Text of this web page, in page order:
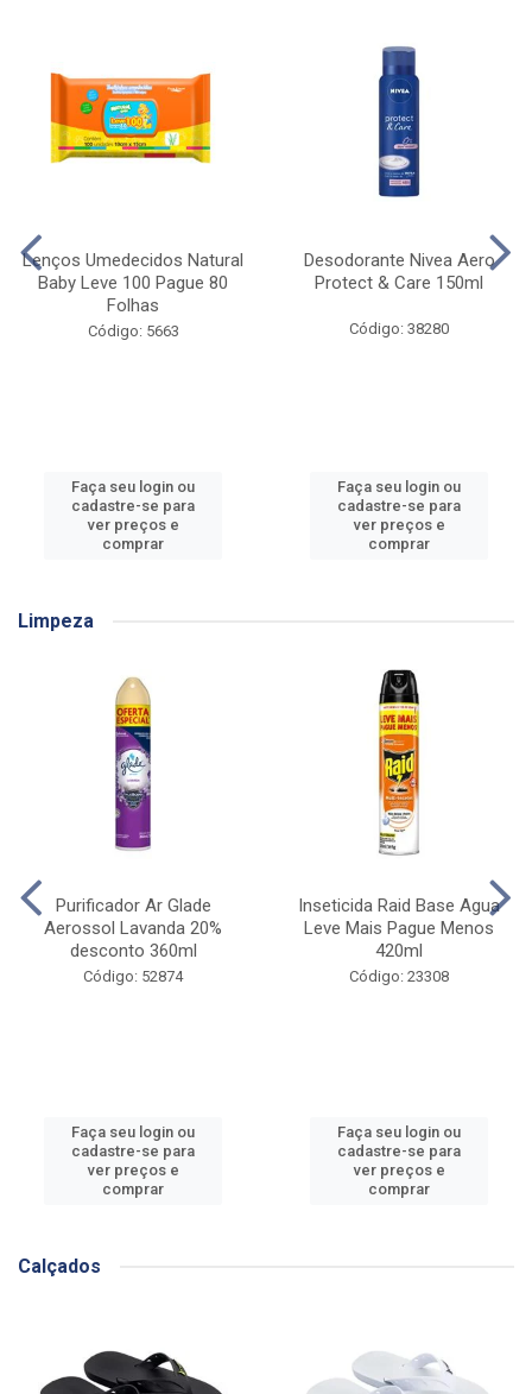
Lenços Umedecidos Natural
Baby Leve 100 Pague 80
Folhas
Código: 5663
Faça seu login ou
cadastre-se para
ver preços e
comprar
Desodorante Nivea Aero
Protect & Care 150ml
Código: 38280
Faça seu login ou
cadastre-se para
ver preços e
comprar
Limpeza
Purificador Ar Glade
Aerossol Lavanda 20%
desconto 360ml
Código: 52874
Faça seu login ou
cadastre-se para
ver preços e
comprar
Inseticida Raid Base Agua
Leve Mais Pague Menos
420ml
Código: 23308
Faça seu login ou
cadastre-se para
ver preços e
comprar
Calçados